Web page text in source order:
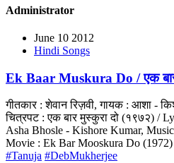
Administrator
June 10 2012
Hindi Songs
Ek Baar Muskura Do / एक
गीतकार : शेवान रिज़वी, गायक : आशा -
चित्रपट : एक बार मुस्कुरा दो (१९७२) /
Asha Bhosle - Kishore Kumar,
Movie : Ek Bar Mooskura Do (1972)
#Tanuja #DebMukherjee